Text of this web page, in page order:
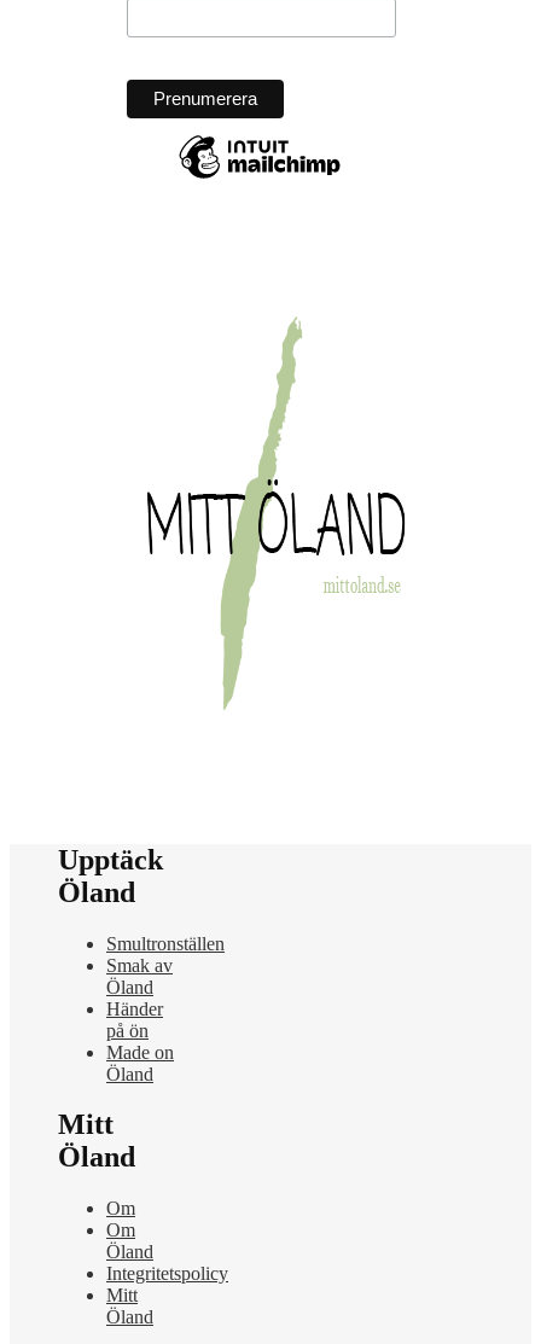
Upptäck
Öland
Smultronställen
Smak av
Öland
Händer
på ön
Made on
Öland
Mitt
Öland
Om
Om
Öland
Integritetspolicy
Mitt
Öland